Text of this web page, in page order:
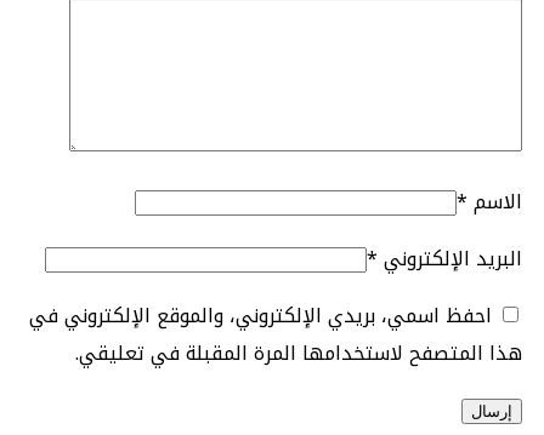
الاسم*
البريد الإلكتروني*
احفظ اسمي، بريدي الإلكتروني، والموقع الإلكتروني في
هذا المتصفح لاستخدامها المرة المقبلة في تعليقي.